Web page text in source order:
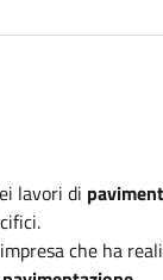
lavori di
che ha